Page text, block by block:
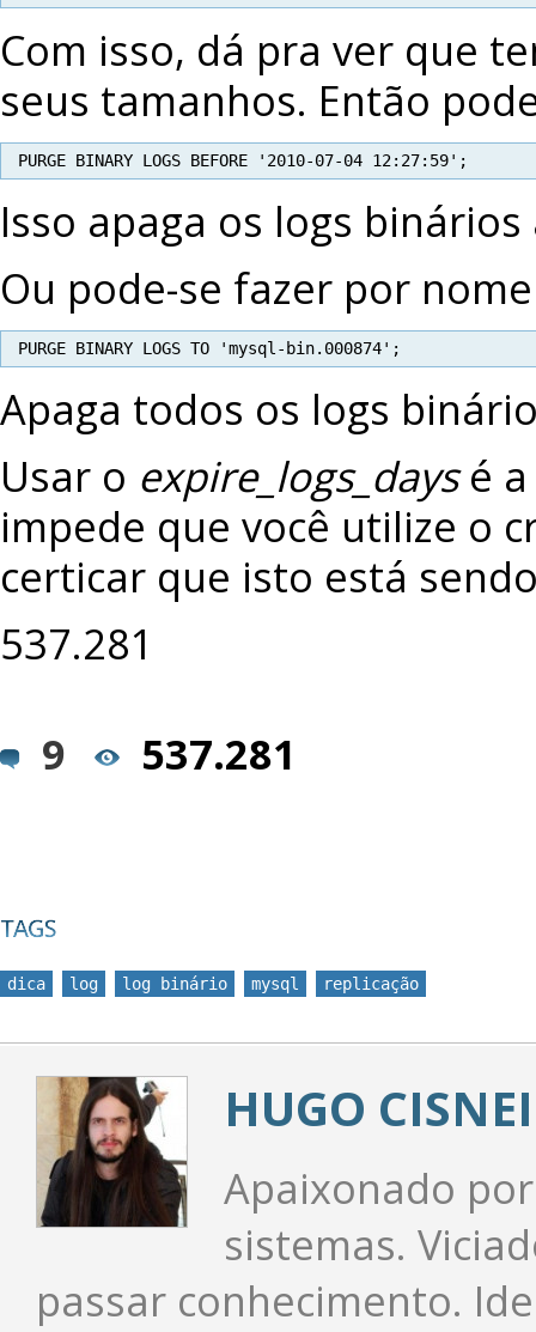
Com isso, dá pra ver que
seus tamanhos. Então
PURGE BINARY LOGS BEFORE '2010-07-04 12:27:59';
Isso apaga os logs
Ou pode-se fazer por
PURGE BINARY LOGS TO 'mysql-bin.000874';
Apaga todos os logs
Usar o expire_logs_daysé a
impede que você utilize o
certificar que isto está
537.281
9
537.281
dica log log binário mysql replicação
HUGO
Apaixonado
sistemas.
passar conhecimento.